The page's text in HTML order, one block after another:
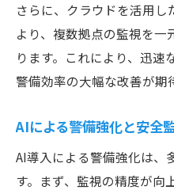
警備現場で活用
性とは
強化
警備に求められ
活用
さらに、クラウドを活用
より、複数拠点の監視を一
ります。これにより、迅速
警備効率の大幅な改善が期
AIによる警備強化と安全
AI導入による警備強化は、
す。まず、監視の精度が向